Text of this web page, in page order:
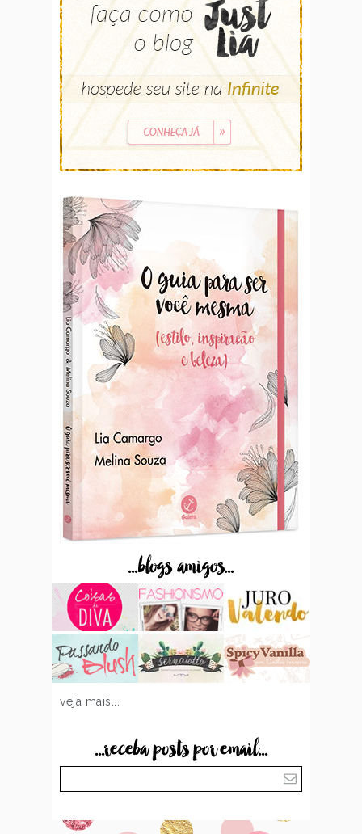
...blogs amigos...
veja mais...
...receba posts por email...